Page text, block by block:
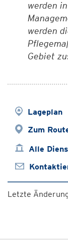
werden
werden
Gebiet
Lageplan
Zum
Alle
Letzte